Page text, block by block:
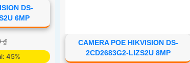
DS-
6MP
₫
45%
CAMERA POE HIKVISION DS-
2CD2683G2-LIZS2U 8MP